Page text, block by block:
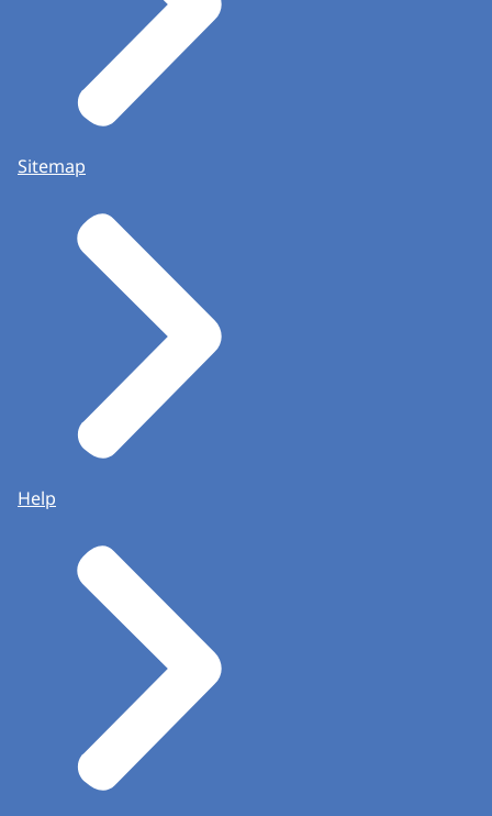
Sitemap
Help